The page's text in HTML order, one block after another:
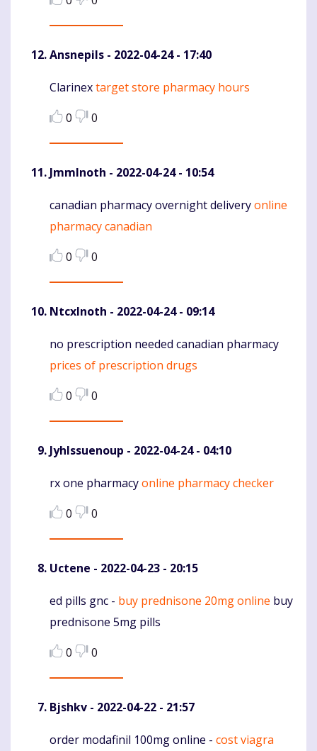
Ansnepils - 2022-04-24 - 17:40
Komentaras
Clarinextarget store pharmacy hours
0
0
JmmInoth - 2022-04-24 - 10:54
Komentaras
canadian pharmacy overnight deliveryonline
pharmacy canadian
0
0
NtcxInoth - 2022-04-24 - 09:14
Komentaras
no prescription needed canadian pharmacy
prices of prescription drugs
0
0
JyhIssuenoup - 2022-04-24 - 04:10
Komentaras
rx one pharmacyonline pharmacy checker
0
0
Uctene - 2022-04-23 - 20:15
Komentaras
ed pills gnc - buy prednisone 20mg online buy
prednisone 5mg pills
0
0
Bjshkv - 2022-04-22 - 21:57
Komentaras
order modafinil 100mg online - cost viagra